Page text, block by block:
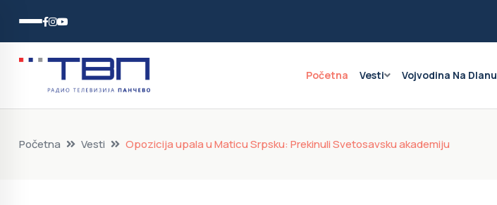
Početna Vesti Vojvodina Na Dlanu
Početna Vesti Opozicija upala u Maticu Srpsku: Prekinuli Svetosavsku akademiju